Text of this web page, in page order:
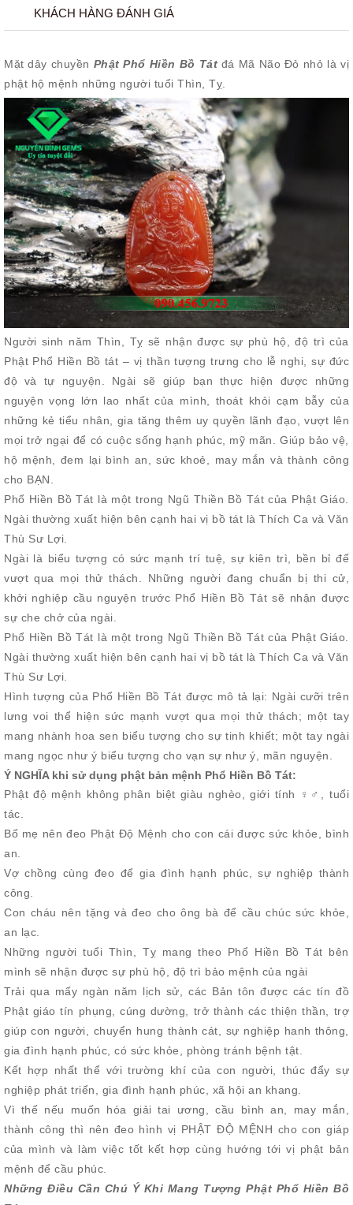
KHÁCH HÀNG ĐÁNH GIÁ
Mặt dây chuyền Phật Phổ Hiền Bồ Tát đá Mã Não Đỏ nhỏ là vị
phật hộ mệnh những người tuổi Thìn, Tỵ.
Người sinh năm Thìn, Tỵ sẽ nhận được sự phù hộ, độ trì của
Phật Phổ Hiền Bồ tát – vị thần tượng trưng cho lễ nghi, sự đức
độ và tự nguyện. Ngài sẽ giúp bạn thực hiện được những
nguyện vọng lớn lao nhất của mình, thoát khỏi cạm bẫy của
những kẻ tiểu nhân, gia tăng thêm uy quyền lãnh đạo, vượt lên
mọi trở ngại để có cuộc sống hạnh phúc, mỹ mãn. Giúp bảo vệ,
hộ mệnh, đem lại bình an, sức khoẻ, may mắn và thành công
cho BẠN.
Phổ Hiền Bồ Tát là một trong Ngũ Thiền Bồ Tát của Phật Giáo.
Ngài thường xuất hiện bên cạnh hai vị bồ tát là Thích Ca và Văn
Thù Sư Lợi.
Ngài là biểu tượng có sức mạnh trí tuệ, sự kiên trì, bền bỉ để
vượt qua mọi thử thách. Những người đang chuẩn bị thi cử,
khởi nghiệp cầu nguyện trước Phổ Hiền Bồ Tát sẽ nhận được
sự che chở của ngài.
Phổ Hiền Bồ Tát là một trong Ngũ Thiền Bồ Tát của Phật Giáo.
Ngài thường xuất hiện bên cạnh hai vị bồ tát là Thích Ca và Văn
Thù Sư Lợi.
Hình tượng của Phổ Hiền Bồ Tát được mô tả lại: Ngài cưỡi trên
lưng voi thể hiện sức mạnh vượt qua mọi thử thách; một tay
mang nhành hoa sen biểu tượng cho sự tinh khiết; một tay ngài
mang ngọc như ý biểu tượng cho vạn sự như ý, mãn nguyện.
Ý NGHĨA khi sử dụng phật bản mệnh Phổ Hiền Bồ Tát:
Phật độ mệnh không phân biệt giàu nghèo, giới tính ♀♂, tuổi
tác.
Bố mẹ nên đeo Phật Độ Mệnh cho con cái được sức khỏe, bình
an.
Vợ chồng cùng đeo để gia đình hạnh phúc, sự nghiệp thành
công.
Con cháu nên tặng và đeo cho ông bà để cầu chúc sức khỏe,
an lạc.
Những người tuổi Thìn, Tỵ mang theo Phổ Hiền Bồ Tát bên
mình sẽ nhận được sự phù hộ, độ trì bảo mệnh của ngài
Trải qua mấy ngàn năm lịch sử, các Bản tôn được các tín đồ
Phật giáo tín phụng, cúng dường, trở thành các thiện thần, trợ
giúp con người, chuyển hung thành cát, sự nghiệp hanh thông,
gia đình hạnh phúc, có sức khỏe, phòng tránh bệnh tật.
Kết hợp nhất thể với trường khí của con người, thúc đẩy sự
nghiệp phát triển, gia đình hạnh phúc, xã hội an khang.
Vì thế nếu muốn hóa giải tai ương, cầu bình an, may mắn,
thành công thì nên đeo hình vị PHẬT ĐỘ MỆNH cho con giáp
của mình và làm việc tốt kết hợp cùng hướng tới vị phật bản
mệnh để cầu phúc.
Những Điều Cần Chú Ý Khi Mang Tượng Phật Phổ Hiền Bồ